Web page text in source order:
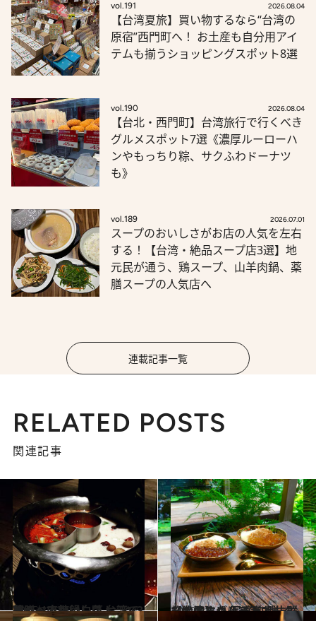
vol.191 2026.08.04
【台湾夏旅】買い物するなら“台湾の
原宿”西門町へ！ お土産も自分用アイ
テムも揃うショッピングスポット8選
vol.190 2026.08.04
【台北・西門町】台湾旅行で行くべき
グルメスポット7選《濃厚ルーローハ
ンやもっちり粽、サクふわドーナツ
も》
vol.189 2026.07.01
スープのおいしさがお店の人気を左右
する！【台湾・絶品スープ店3選】地
元民が通う、鶏スープ、山羊肉鍋、薬
膳スープの人気店へ
連載記事一覧
RELATED POSTS
関連記事
2015.10.27
薬膳、麻辣、白菜……ヘルシーでおいしい 台湾で行くべき火鍋レストラン3選
旅＆お出かけ 2022.3.3
【台湾】コーディネーターおすすめ 写真映え抜群な絶景＆グルメ第2弾
旅＆お出かけ